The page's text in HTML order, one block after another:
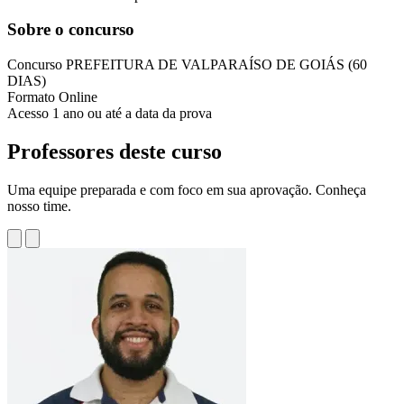
Sobre o concurso
Concurso PREFEITURA DE VALPARAÍSO DE GOIÁS (60
DIAS)
Formato Online
Acesso 1 ano ou até a data da prova
Professores deste curso
Uma equipe preparada e com foco em sua aprovação. Conheça
nosso time.